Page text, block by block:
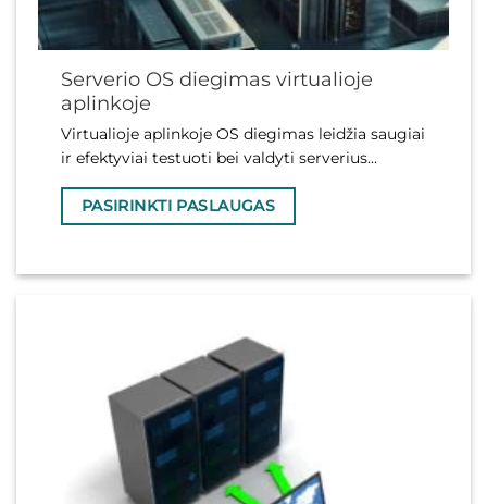
Serverio OS diegimas virtualioje
aplinkoje
Virtualioje aplinkoje OS diegimas leidžia saugiai
ir efektyviai testuoti bei valdyti serverius...
PASIRINKTI PASLAUGAS